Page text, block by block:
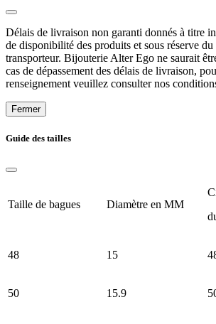
Délais de livraison non garanti donnés à titre
de disponibilité des produits et sous réserve du
transporteur. Bijouterie Alter Ego ne saurait
cas de dépassement des délais de livraison,
renseignement veuillez consulter nos
Fermer
Guide des tailles
Taille de bagues Diamètre en MM
48 15
50 15.9